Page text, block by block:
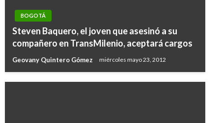
BOGOTÁ
Steven Baquero, el joven que asesinó a su
compañero en TransMilenio, aceptará cargos
Geovany Quintero Gómez miércoles mayo 23, 2012